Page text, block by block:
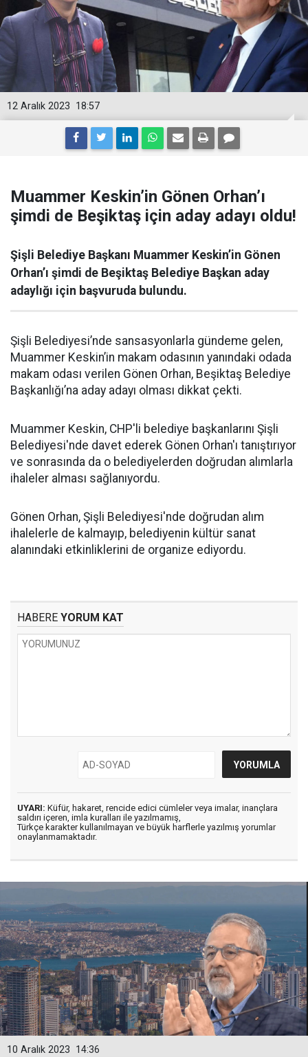
18:57
12 Aralık 2023
Muammer Keskin’in Gönen Orhan’ı
şimdi de Beşiktaş için aday adayı oldu!
Şişli Belediye Başkanı Muammer Keskin’in Gönen
Orhan’ı şimdi de Beşiktaş Belediye Başkan aday
adaylığı için başvuruda bulundu.
Şişli Belediyesi’nde sansasyonlarla gündeme gelen,
Muammer Keskin’in makam odasının yanındaki odada
makam odası verilen Gönen Orhan, Beşiktaş Belediye
Başkanlığı’na aday adayı olması dikkat çekti.
Muammer Keskin, CHP'li belediye başkanlarını Şişli
Belediyesi'nde davet ederek Gönen Orhan'ı tanıştırıyor
ve sonrasında da o belediyelerden doğrudan alımlarla
ihaleler alması sağlanıyordu.
Gönen Orhan, Şişli Belediyesi'nde doğrudan alım
ihalelerle de kalmayıp, belediyenin kültür sanat
alanındaki etkinliklerini de organize ediyordu.
HABERE YORUM KAT
UYARI: Küfür, hakaret, rencide edici cümleler veya imalar, inançlara
saldırı içeren, imla kuralları ile yazılmamış,
Türkçe karakter kullanılmayan ve büyük harflerle yazılmış yorumlar
onaylanmamaktadır.
14:36
10 Aralık 2023